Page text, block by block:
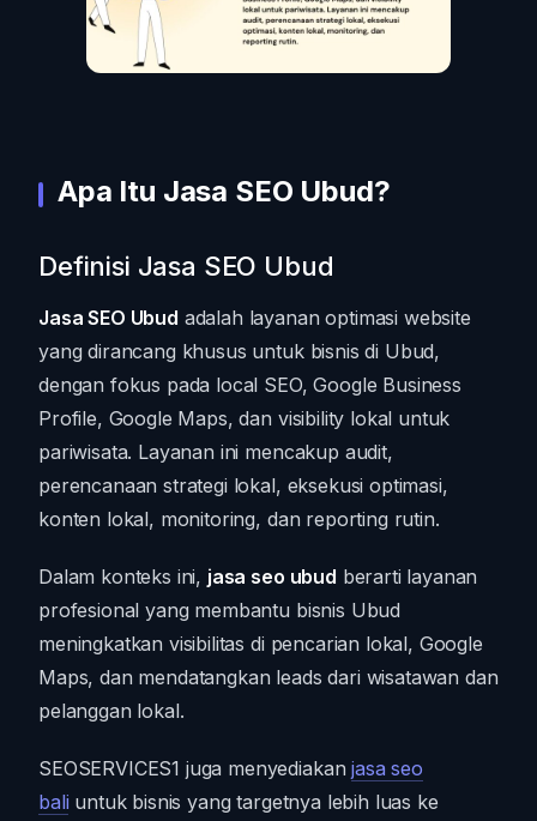
Apa Itu Jasa SEO Ubud?
Definisi Jasa SEO Ubud
Jasa SEO Ubud adalah layanan optimasi website
yang dirancang khusus untuk bisnis di Ubud,
dengan fokus pada local SEO, Google Business
Profile, Google Maps, dan visibility lokal untuk
pariwisata. Layanan ini mencakup audit,
perencanaan strategi lokal, eksekusi optimasi,
konten lokal, monitoring, dan reporting rutin.
Dalam konteks ini, jasa seo ubud berarti layanan
profesional yang membantu bisnis Ubud
meningkatkan visibilitas di pencarian lokal, Google
Maps, dan mendatangkan leads dari wisatawan dan
pelanggan lokal.
SEOSERVICES1 juga menyediakanjasa seo
baliuntuk bisnis yang targetnya lebih luas ke